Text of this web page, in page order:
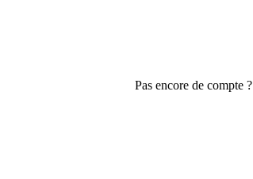
Pas encore de compte ?